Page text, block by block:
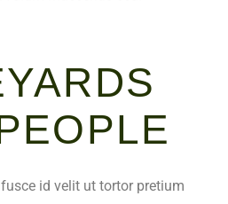
id velit ut tortor pretium